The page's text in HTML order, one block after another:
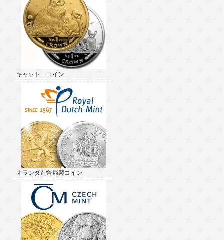
キャット コイン
オランダ造幣局製コイン